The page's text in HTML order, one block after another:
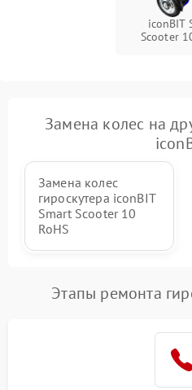
iconBIT
Scooter
Замена колес на
Замена колес
гироскутера iconBIT
Smart Scooter 10
RoHS
Этапы ремонта